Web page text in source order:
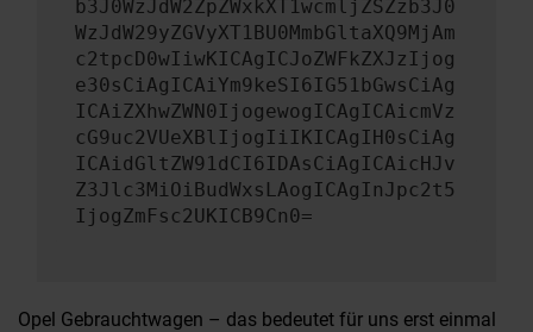
b3J0WzJdW2ZpZWxkXT1wcmljZSZzb3J0
WzJdW29yZGVyXT1BU0MmbGltaXQ9MjAm
c2tpcD0wIiwKICAgICJoZWFkZXJzIjog
e30sCiAgICAiYm9keSI6IG51bGwsCiAg
ICAiZXhwZWN0IjogewogICAgICAicmVz
cG9uc2VUeXBlIjogIiIKICAgIH0sCiAg
ICAidGltZW91dCI6IDAsCiAgICAicHJv
Z3Jlc3MiOiBudWxsLAogICAgInJpc2t5
IjogZmFsc2UKICB9Cn0=
Opel Gebrauchtwagen – das bedeutet für uns erst einmal